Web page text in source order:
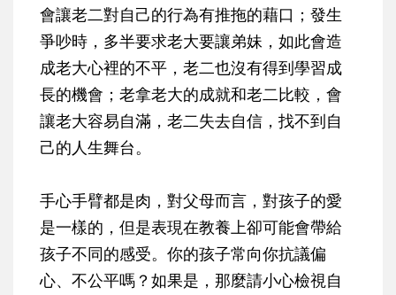
會讓老二對自己的行為有推拖的藉口；發生
爭吵時，多半要求老大要讓弟妹，如此會造
成老大心裡的不平，老二也沒有得到學習成
長的機會；老拿老大的成就和老二比較，會
讓老大容易自滿，老二失去自信，找不到自
己的人生舞台。
手心手臂都是肉，對父母而言，對孩子的愛
是一樣的 ，但是表現在教養上卻可能會帶給
孩子不同的感受。你的孩子常向你抗議偏
心、不公平嗎？如果是，那麼請小心檢視自